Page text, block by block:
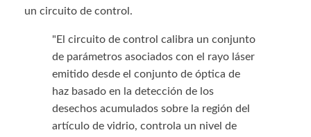
un circuito de control.
"El circuito de control calibra un conjunto
de parámetros asociados con el rayo láser
emitido desde el conjunto de óptica de
haz basado en la detección de los
desechos acumulados sobre la región del
artículo de vidrio, controla un nivel de